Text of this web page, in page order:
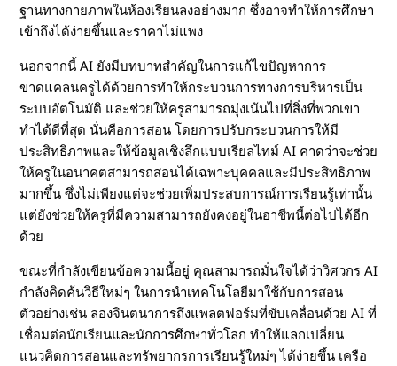
ฐานทางกายภาพในห้องเรียนลงอย่างมาก ซึ่งอาจทำให้การศึกษา
เข้าถึงได้ง่ายขึ้นและราคาไม่แพง
นอกจากนี้ AI ยังมีบทบาทสำคัญในการแก้ไขปัญหาการ
ขาดแคลนครูได้ด้วยการทำให้กระบวนการทางการบริหารเป็น
ระบบอัตโนมัติ และช่วยให้ครูสามารถมุ่งเน้นไปที่สิ่งที่พวกเขา
ทำได้ดีที่สุด นั่นคือการสอน โดยการปรับกระบวนการให้มี
ประสิทธิภาพและให้ข้อมูลเชิงลึกแบบเรียลไทม์ AI คาดว่าจะช่วย
ให้ครูในอนาคตสามารถสอนได้เฉพาะบุคคลและมีประสิทธิภาพ
มากขึ้น ซึ่งไม่เพียงแต่จะช่วยเพิ่มประสบการณ์การเรียนรู้เท่านั้น
แต่ยังช่วยให้ครูที่มีความสามารถยังคงอยู่ในอาชีพนี้ต่อไปได้อีก
ด้วย
ขณะที่กำลังเขียนข้อความนี้อยู่ คุณสามารถมั่นใจได้ว่าวิศวกร AI
กำลังคิดค้นวิธีใหม่ๆ ในการนำเทคโนโลยีมาใช้กับการสอน
ตัวอย่างเช่น ลองจินตนาการถึงแพลตฟอร์มที่ขับเคลื่อนด้วย AI ที่
เชื่อมต่อนักเรียนและนักการศึกษาทั่วโลก ทำให้แลกเปลี่ยน
แนวคิดการสอนและทรัพยากรการเรียนรู้ใหม่ๆ ได้ง่ายขึ้น เครือ